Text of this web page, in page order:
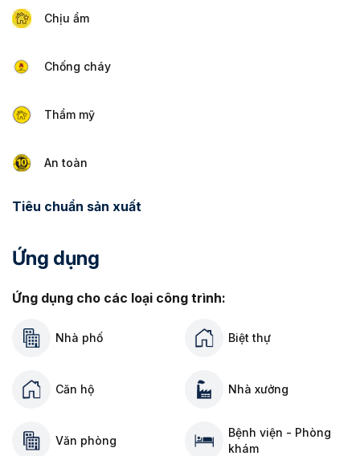
Chịu ẩm
Chống cháy
Thẩm mỹ
An toàn
Tiêu chuẩn sản xuất
Ứng dụng
Ứng dụng cho các loại công trình:
Nhà phố Biệt thự
Căn hộ Nhà xưởng
Văn phòng
Bệnh viện - Phòng
khám